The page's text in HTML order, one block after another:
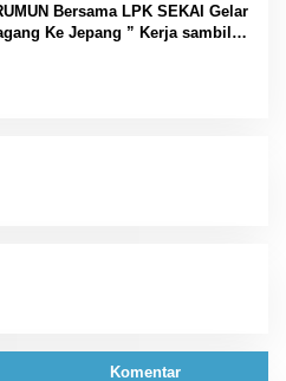
Bersama LPK SEKAI Gelar
Ke Jepang ” Kerja sambil
Komentar